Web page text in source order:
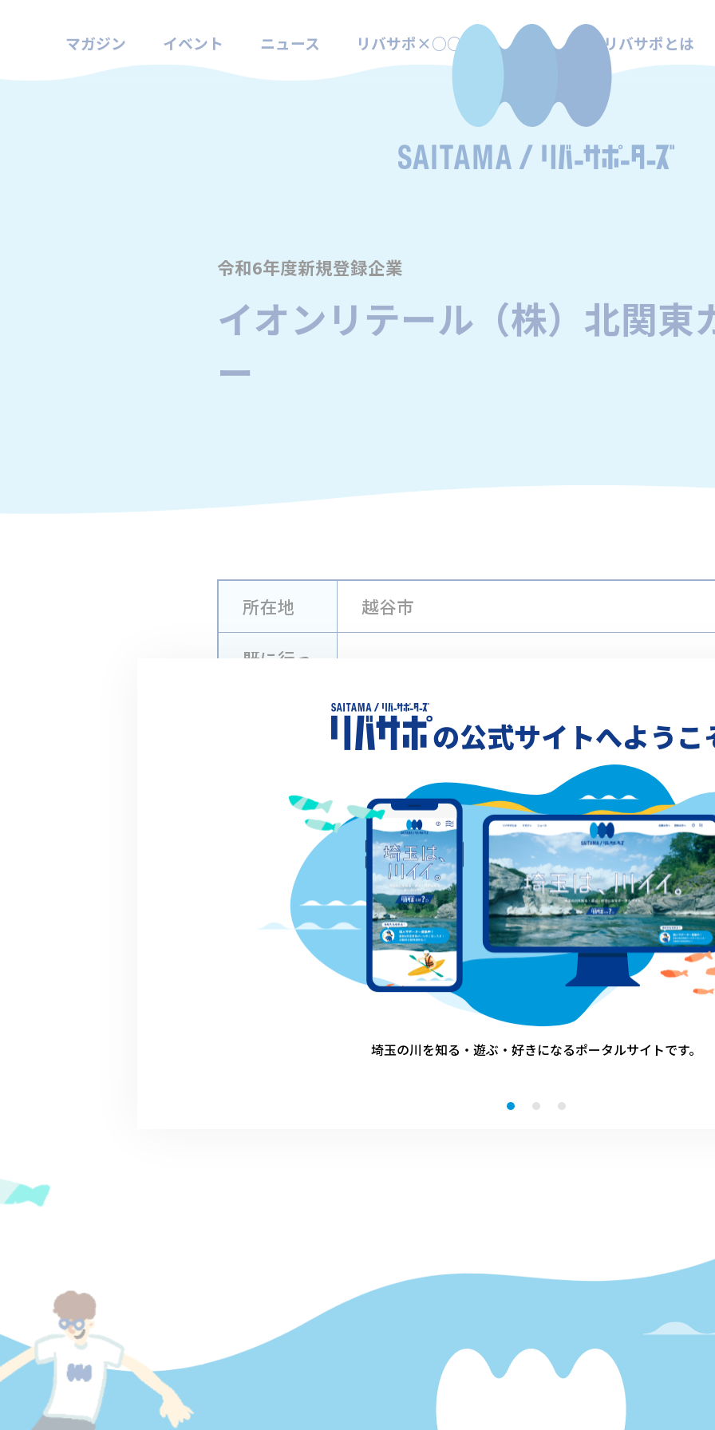
マガジン イベント ニュース リバサポ×○○ リバサポとは
令和6年度新規登録企業
イオンリテール（株）北関東
ー
所在地 越谷市
既に行っ
グ提案
詳細情報 -
一覧に戻る
の公式サイトへようこ
埼玉の川を知る・遊ぶ・好きになるポータルサイトです。